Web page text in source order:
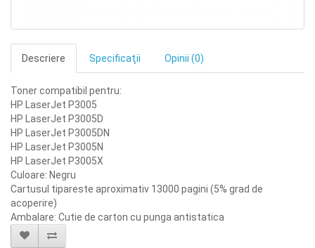
Descriere Specificaţii Opinii (0)
Toner compatibil pentru:
HP LaserJet P3005
HP LaserJet P3005D
HP LaserJet P3005DN
HP LaserJet P3005N
HP LaserJet P3005X
Culoare: Negru
Cartusul tipareste aproximativ 13000 pagini (5% grad de
acoperire)
Ambalare: Cutie de carton cu punga antistatica